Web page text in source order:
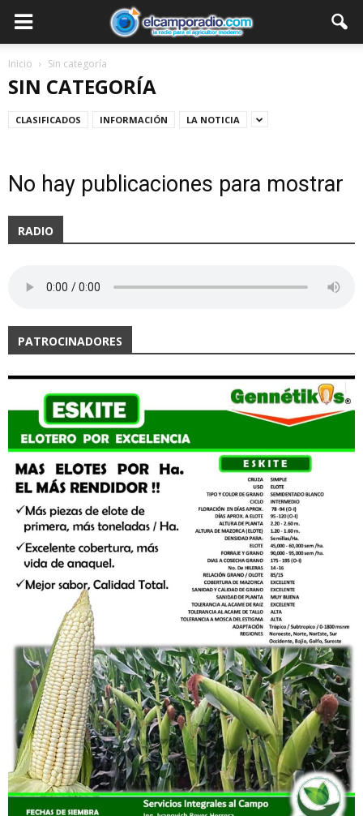
Inicio Sin categoría
SIN CATEGORÍA
CLASIFICADOS INFORMACIÓN LA NOTICIA
No hay publicaciones para mostrar
RADIO
PATROCINADORES